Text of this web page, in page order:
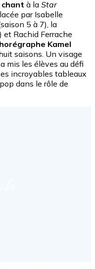
à la Star
par Isabelle
5 à 7), la
Rachid Ferrache
Kamel
saisons. Un visage
mis les élèves au défi
incroyables tableaux
dans le rôle de